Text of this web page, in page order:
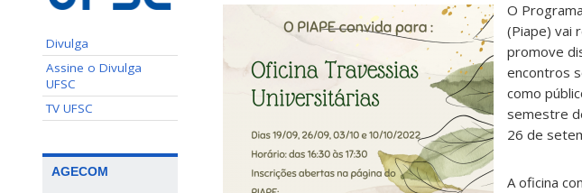
Divulga
Assine o Divulga
UFSC
TV UFSC
AGECOM
O
(Piape) vai
promove
encontros
como
semestre
26 de
A oficina